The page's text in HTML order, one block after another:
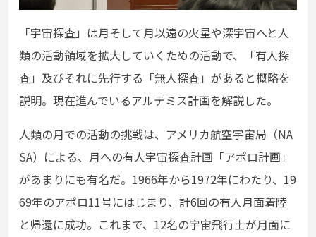
「宇宙探査」は月そして月以遠の火星や深宇宙へと人
類の活動領域を拡大していくための活動で、「有人探
査」及びそれに先行する「無人探査」があると概略を
説明。現在進んでいるアルテミス計画を解説した。
人類の月での活動の挑戦は、アメリカ航空宇宙局（NA
SA）による、月への有人宇宙探査計画「アポロ計画」
があまりにも有名だ。1966年から1972年にわたり、19
69年のアポロ11号にはじまり、計6回の有人月面着陸
と帰還に成功。これまで、12名の宇宙飛行士が月面に